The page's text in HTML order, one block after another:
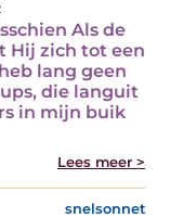
Als de
Hij zich tot een
lang geen
die languit
in mijn buik
Lees meer >
snelsonnet